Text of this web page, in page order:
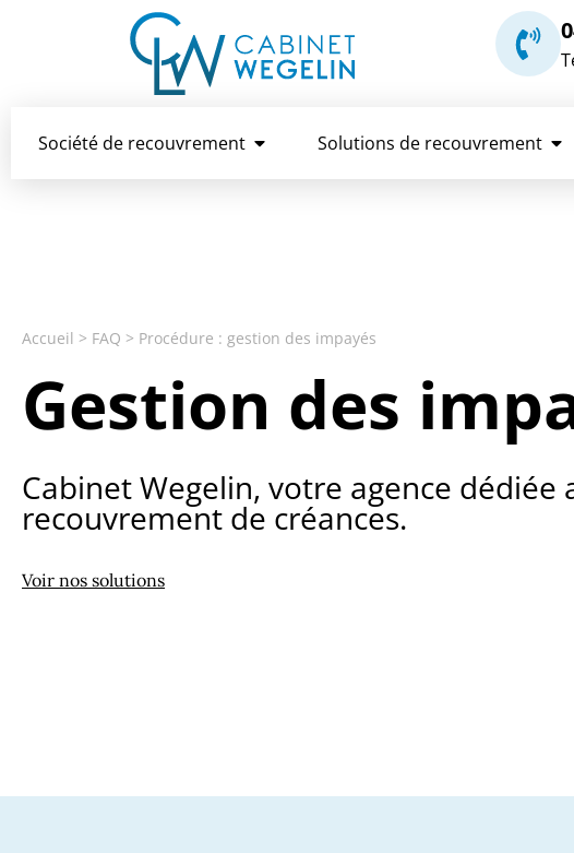
Société de recouvrement Solutions de recouvrement
Accueil > FAQ > Procédure : gestion des impayés
Gestion des
Cabinet Wegelin, votre agence dédiée
recouvrement de créances.
Voir nos solutions